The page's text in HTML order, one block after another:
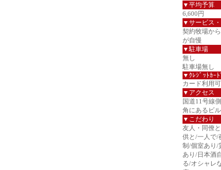
▼平均予算
6,600円
▼サービス
契約牧場か
が自慢
▼駐車場
無し
駐車場無し
▼ｸﾚｼﾞｯﾄｶｰﾄ
カード利用可
▼アクセス
国道11号線
角にあるビ
▼こだわり
友人・同僚
供と/一人で/
制/個室あり/
あり/日本酒
る/オシャレ